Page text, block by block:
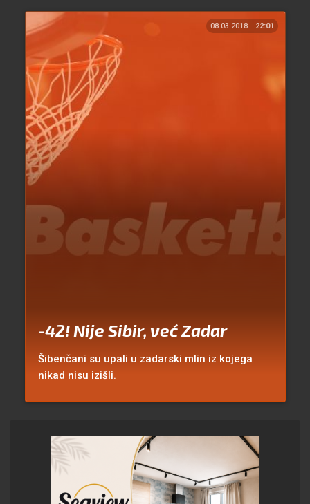
08.03.2018. 22:01
-42! Nije Sibir, već Zadar
Šibenčani su upali u zadarski mlin iz kojega
nikad nisu izišli.